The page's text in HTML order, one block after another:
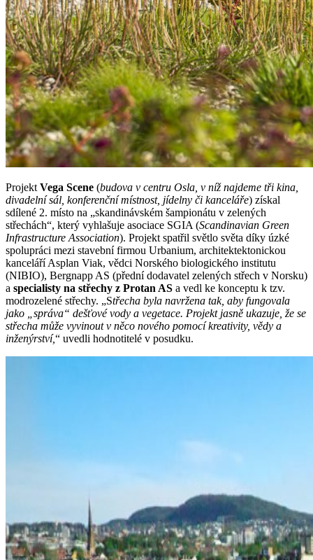
Projekt Vega Scene (budova v centru Osla, v níž najdeme tři kina,
divadelní sál, konferenční místnost, jídelny či kanceláře) získal
sdílené 2. místo na „skandinávském šampionátu v zelených
střechách“, který vyhlašuje asociace SGIA (Scandinavian Green
Infrastructure Association). Projekt spatřil světlo světa díky úzké
spolupráci mezi stavební firmou Urbanium, architektektonickou
kanceláří Asplan Viak, vědci Norského biologického institutu
(NIBIO), Bergnapp AS (přední dodavatel zelených střech v Norsku)
a specialisty na střechy z Protan AS a vedl ke konceptu k tzv.
modrozelené střechy. „Střecha byla navržena tak, aby fungovala
jako „správa“ dešťové vody a vegetace. Projekt jasně ukazuje, že se
střecha může vyvinout v něco nového pomocí kreativity, vědy a
inženýrství,“ uvedli hodnotitelé v posudku.